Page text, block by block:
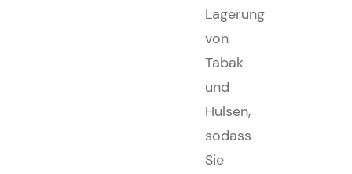
Lagerung
von
Tabak
und
Hülsen,
sodass
Sie